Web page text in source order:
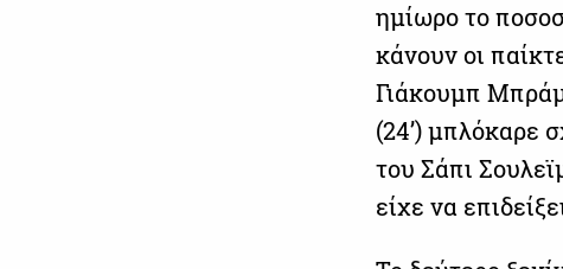
ημίωρο το
κάνουν οι
Γιάκουμπ
(24’) μπλόκαρε
του Σάπι
είχε να